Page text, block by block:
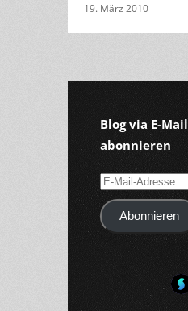
19. März 2010
Blog via E-Mail
abonnieren
E-
Mail-
AdresseAbonnieren